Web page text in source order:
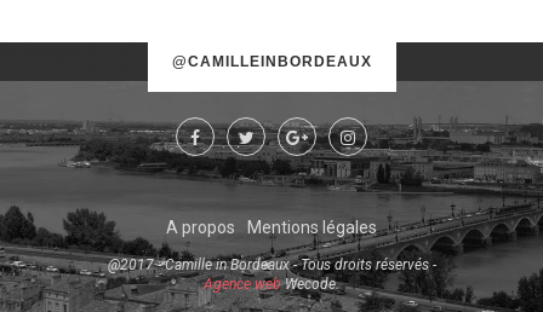
@CAMILLEINBORDEAUX
Try some other hashtag or username
A propos Mentions légales
@2017 - Camille in Bordeaux - Tous droits réservés -
Agence webWecode.